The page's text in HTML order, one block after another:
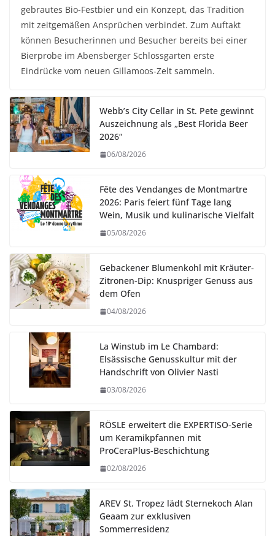
gebrautes Bio-Festbier und ein Konzept, das Tradition
mit zeitgemäßen Ansprüchen verbindet. Zum Auftakt
können Besucherinnen und Besucher bereits bei einer
Bierprobe im Abensberger Schlossgarten erste
Eindrücke vom neuen Gillamoos-Zelt sammeln.
Webb’s City Cellar in St. Pete gewinnt
Auszeichnung als „Best Florida Beer
2026“
06/08/2026
Fête des Vendanges de Montmartre
2026: Paris feiert fünf Tage lang
Wein, Musik und kulinarische Vielfalt
05/08/2026
Gebackener Blumenkohl mit Kräuter-
Zitronen-Dip: Knuspriger Genuss aus
dem Ofen
04/08/2026
La Winstub im Le Chambard:
Elsässische Genusskultur mit der
Handschrift von Olivier Nasti
03/08/2026
RÖSLE erweitert die EXPERTISO-Serie
um Keramikpfannen mit
ProCeraPlus-Beschichtung
02/08/2026
AREV St. Tropez lädt Sternekoch Alan
Geaam zur exklusiven
Sommerresidenz